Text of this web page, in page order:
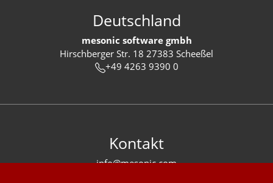
Deutschland
mesonic software gmbh
Hirschberger Str. 18 27383 Scheeßel
+49 4263 9390 0
Kontakt
info@mesonic.com